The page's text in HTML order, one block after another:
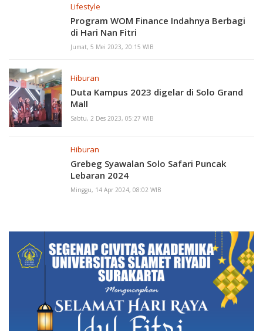
Lifestyle
Program WOM Finance Indahnya Berbagi
di Hari Nan Fitri
Jumat, 5 Mei 2023, 20:15 WIB
Hiburan
Duta Kampus 2023 digelar di Solo Grand
Mall
Sabtu, 2 Des 2023, 05:27 WIB
Hiburan
Grebeg Syawalan Solo Safari Puncak
Lebaran 2024
Minggu, 14 Apr 2024, 08:02 WIB